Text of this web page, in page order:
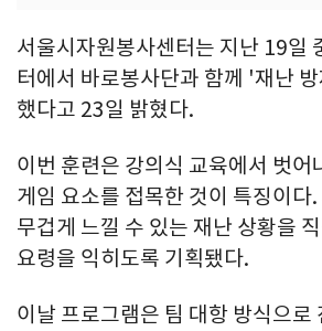
서울시자원봉사센터는 지난 19일
터에서 바로봉사단과 함께 '재난
했다고 23일 밝혔다.
이번 훈련은 강의식 교육에서 벗어
게임 요소를 접목한 것이 특징이다.
무겁게 느낄 수 있는 재난 상황을
요령을 익히도록 기획됐다.
이날 프로그램은 팀 대항 방식으로